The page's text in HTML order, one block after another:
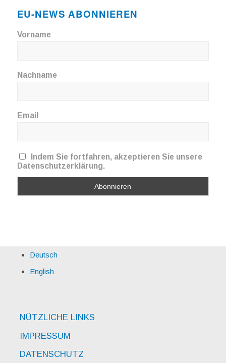
EU-NEWS ABONNIEREN
Vorname
Nachname
Email
Indem Sie fortfahren, akzeptieren Sie unsere
Datenschutzerklärung.
Deutsch
English
NÜTZLICHE LINKS
IMPRESSUM
DATENSCHUTZ